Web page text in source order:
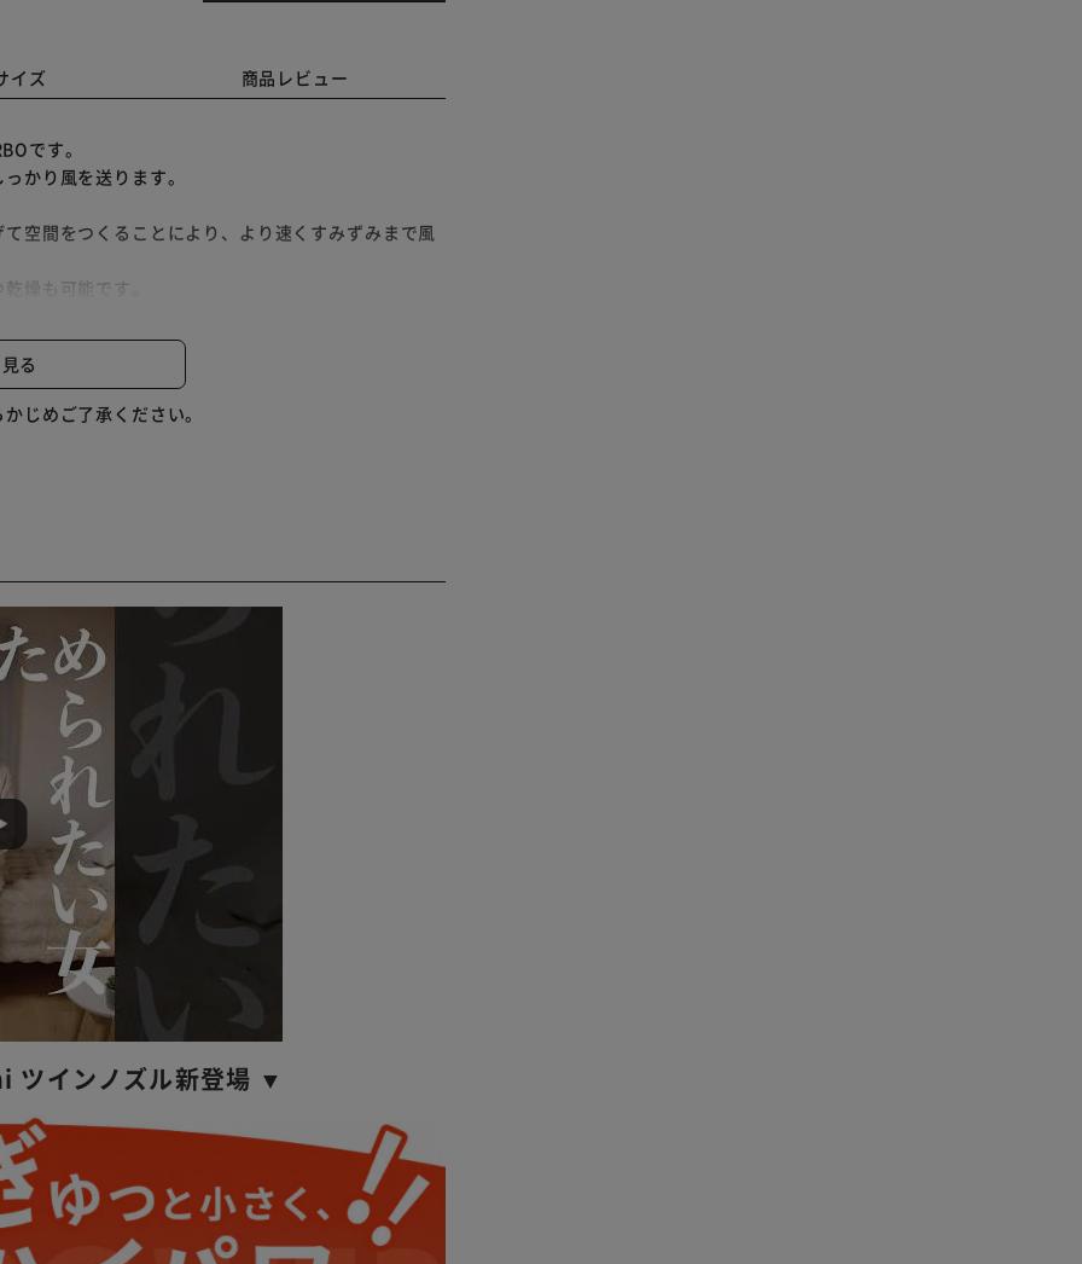
イズ 商品レビュー
です。
かり風を送ります。
空間をつくることにより、より速くすみずみまで風
燥も可能です。
7段階」から、お好みに合わせて運転が可能です。
る
じめご了承ください。
インノズル新登場 ▼